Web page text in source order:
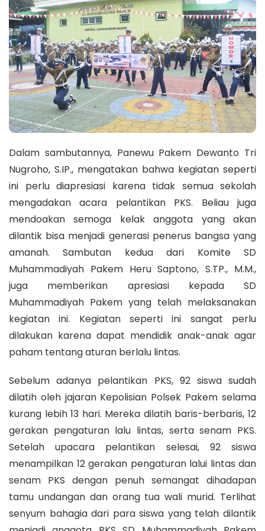
Dalam sambutannya, Panewu Pakem Dewanto Tri
Nugroho, S.IP., mengatakan bahwa kegiatan seperti
ini perlu diapresiasi karena tidak semua sekolah
mengadakan acara pelantikan PKS. Beliau juga
mendoakan semoga kelak anggota yang akan
dilantik bisa menjadi generasi penerus bangsa yang
amanah. Sambutan kedua dari Komite SD
Muhammadiyah Pakem Heru Saptono, S.TP., M.M.,
juga memberikan apresiasi kepada SD
Muhammadiyah Pakem yang telah melaksanakan
kegiatan ini. Kegiatan seperti ini sangat perlu
dilakukan karena dapat mendidik anak-anak agar
paham tentang aturan berlalu lintas.
Sebelum adanya pelantikan PKS, 92 siswa sudah
dilatih oleh jajaran Kepolisian Polsek Pakem selama
kurang lebih 13 hari. Mereka dilatih baris-berbaris, 12
gerakan pengaturan lalu lintas, serta senam PKS.
Setelah upacara pelantikan selesai, 92 siswa
menampilkan 12 gerakan pengaturan lalui lintas dan
senam PKS dengan penuh semangat dihadapan
tamu undangan dan orang tua wali murid. Terlihat
senyum bahagia dari para siswa yang telah dilantik